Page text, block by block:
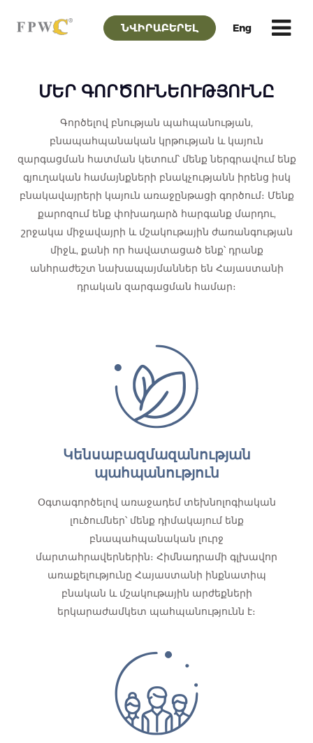
ՆՎԻՐԱԲԵՐԵԼ Eng
ՄԵՐ ԳՈՐԾՈՒՆԵՈՒԹՅՈՒՆԸ
Գործելով բնության պահպանության,
բնապահպանական կրթության և կայուն
զարգացման հատման կետում՝ մենք ներգրավում ենք
գյուղական համայնքների բնակչությանն իրենց իսկ
բնակավայրերի կայուն առաջընթացի գործում։ Մենք
քարոզում ենք փոխադարձ հարգանք մարդու,
շրջակա միջավայրի և մշակութային ժառանգության
միջև, քանի որ հավատացած ենք՝ դրանք
անհրաժեշտ նախապայմաններ են Հայաստանի
դրական զարգացման համար։
Կենսաբազմազանության
պահպանություն
Օգտագործելով առաջադեմ տեխնոլոգիական
լուծումներ՝ մենք դիմակայում ենք
բնապահպանական լուրջ
մարտահրավերներին։ Հիմնադրամի գլխավոր
առաքելությունը Հայաստանի ինքնատիպ
բնական և մշակութային արժեքների
երկարաժամկետ պահպանությունն է։